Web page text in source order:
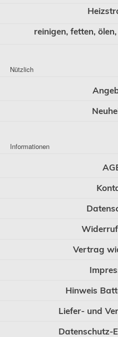
reinigen, fetten,
Nützlich
Informationen
Vertrag
Hinweis
Liefer- und
Datenschutz-